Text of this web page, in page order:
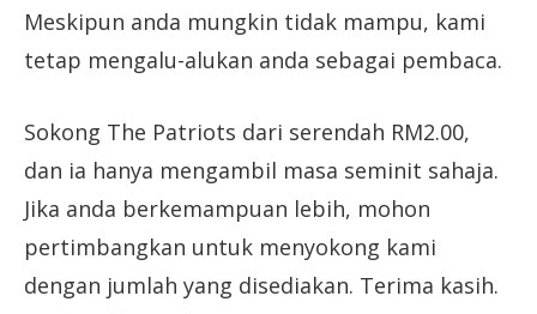
Meskipun anda mungkin tidak mampu, kami
tetap mengalu-alukan anda sebagai pembaca.
Sokong The Patriots dari serendah RM2.00,
dan ia hanya mengambil masa seminit sahaja.
Jika anda berkemampuan lebih, mohon
pertimbangkan untuk menyokong kami
dengan jumlah yang disediakan. Terima kasih.